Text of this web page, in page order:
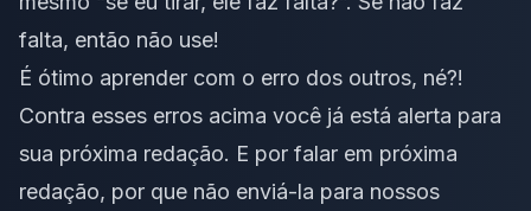
falta, então não use!
É ótimo aprender com o erro dos outros, né?!
Contra esses erros acima você já está alerta para
sua próxima redação. E por falar em próxima
redação, por que não enviá-la para nossos